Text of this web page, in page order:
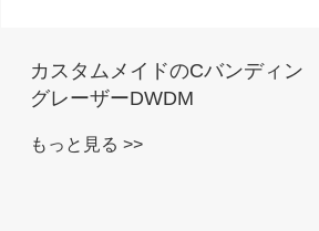
偏光をサポートする分散補償、
エルビアによってドープされた
もっと見る >>